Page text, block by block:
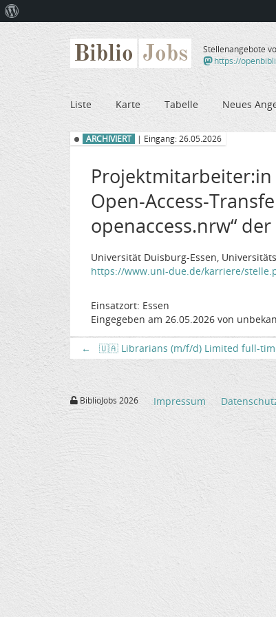
Biblio Jobs
Stellenangebote
https://
Liste Karte Tabelle Neues
ARCHIVIERT | Eingang: 26.05.2026
Open-Access-
openaccess.nrw“
Universität Duisburg-Essen,
https://www.uni-due.de/karriere/
Einsatzort: Essen
Eingegeben am 26.05.2026 von
←
🇺🇦 Librarians (m/f/d) Limited full-
BiblioJobs 2026 Impressum
WordPress